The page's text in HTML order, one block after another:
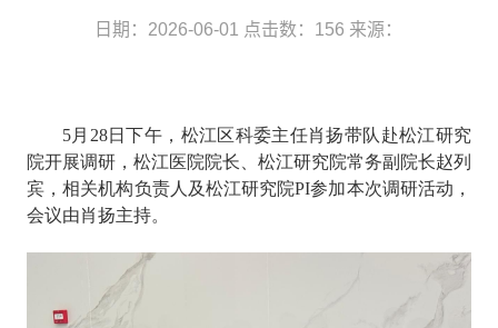
日期：2026-06-01 点击数： 156 来源：
5月28日下午，松江区科委主任肖扬带队赴松江研究
院开展调研， 松江医院院长、松江研究院常务副院长赵列
宾，相关机构负责人 及松江研究院PI参加本次调研活动 ，
会议由肖扬主持。